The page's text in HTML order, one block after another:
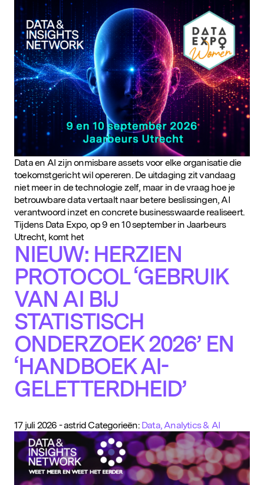
SLUIT JE AAN
Data en AI zijn onmisbare assets voor elke organisatie die
toekomstgericht wil opereren. De uitdaging zit vandaag
niet meer in de technologie zelf, maar in de vraag hoe je
betrouwbare data vertaalt naar betere beslissingen, AI
verantwoord inzet en concrete businesswaarde realiseert.
Tijdens Data Expo, op 9 en 10 september in Jaarbeurs
Utrecht, komt het
NIEUW: HERZIEN
PROTOCOL ‘GEBRUIK
VAN AI BIJ
STATISTISCH
ONDERZOEK 2026’ EN
‘HANDBOEK AI-
GELETTERDHEID’
17 juli 2026 -astrid Categorieën: Data, Analytics & AI